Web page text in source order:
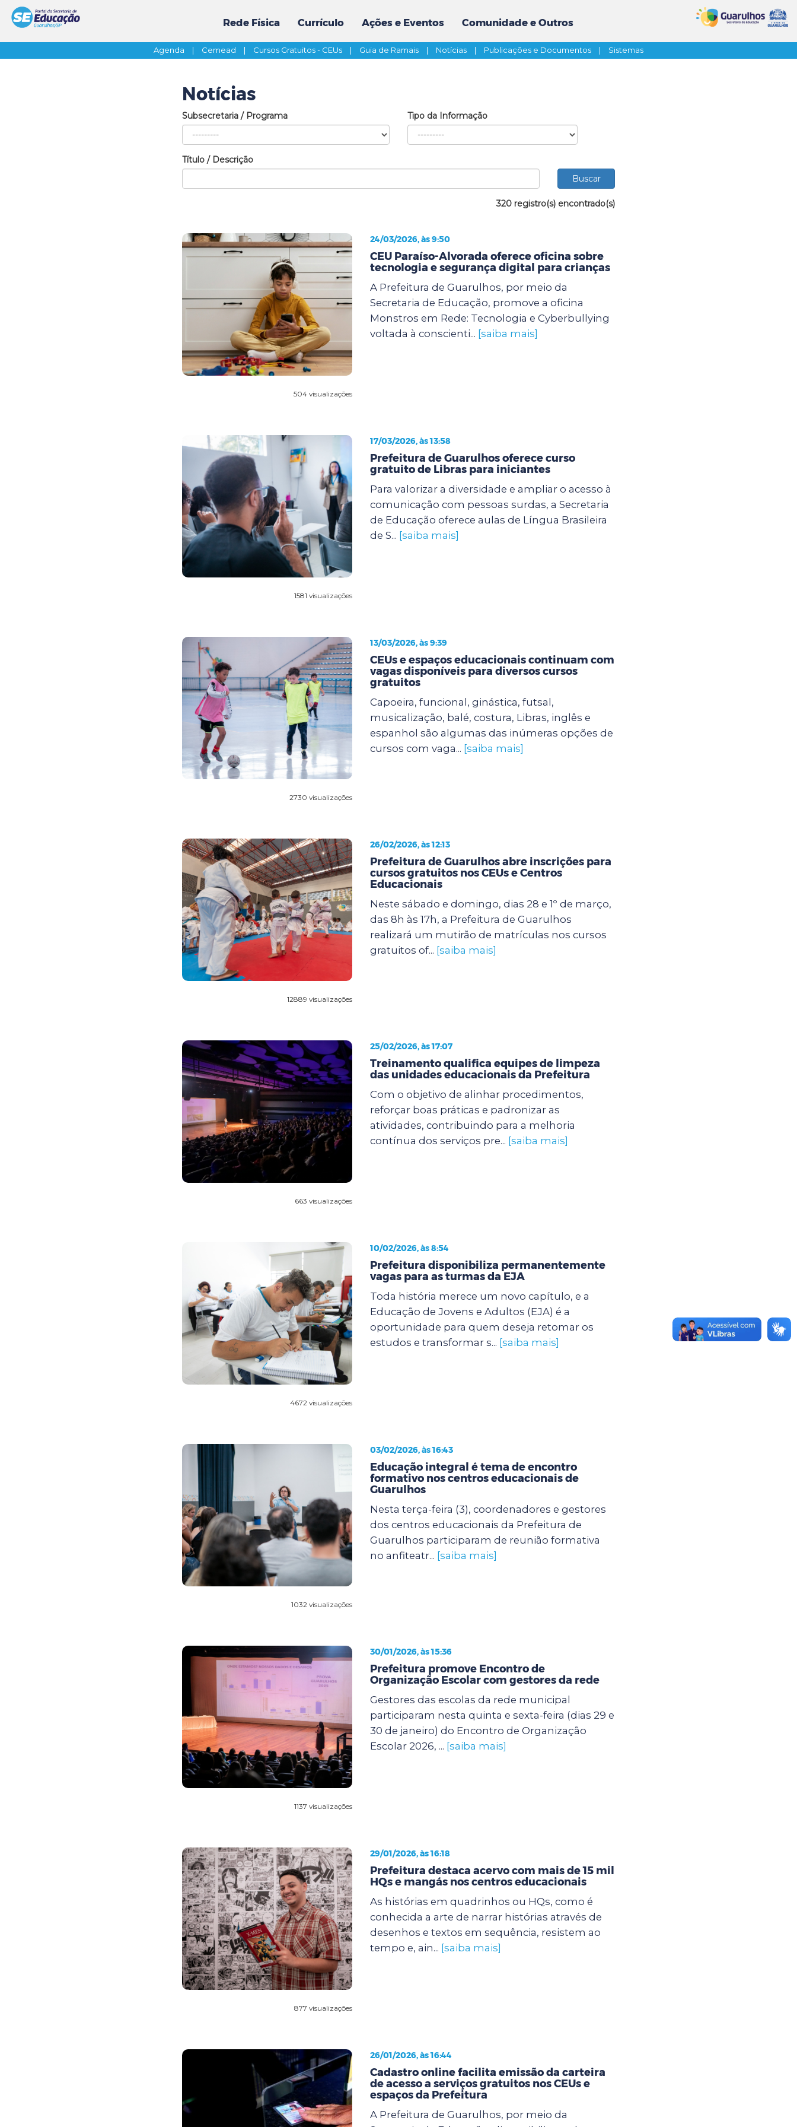
Rede Física Currículo Ações e Eventos Comunidade e Outros
Agenda | Cemead | Cursos Gratuitos - CEUs | Guia de Ramais | Notícias | Publicações e Documentos | Sistemas
Notícias
Subsecretaria / Programa Tipo da Informação
Título / Descrição
320 registro(s) encontrado(s)
504 visualizações
24/03/2026, às 9:50
CEU Paraíso-Alvorada oferece oficina sobre
tecnologia e segurança digital para crianças
A Prefeitura de Guarulhos, por meio da
Secretaria de Educação, promove a oficina
Monstros em Rede: Tecnologia e Cyberbullying
voltada à conscienti... [saiba mais]
1581 visualizações
17/03/2026, às 13:58
Prefeitura de Guarulhos oferece curso
gratuito de Libras para iniciantes
Para valorizar a diversidade e ampliar o acesso à
comunicação com pessoas surdas, a Secretaria
de Educação oferece aulas de Língua Brasileira
de S... [saiba mais]
2730 visualizações
13/03/2026, às 9:39
CEUs e espaços educacionais continuam com
vagas disponíveis para diversos cursos
gratuitos
Capoeira, funcional, ginástica, futsal,
musicalização, balé, costura, Libras, inglês e
espanhol são algumas das inúmeras opções de
cursos com vaga... [saiba mais]
12889 visualizações
26/02/2026, às 12:13
Prefeitura de Guarulhos abre inscrições para
cursos gratuitos nos CEUs e Centros
Educacionais
Neste sábado e domingo, dias 28 e 1º de março,
das 8h às 17h, a Prefeitura de Guarulhos
realizará um mutirão de matrículas nos cursos
gratuitos of... [saiba mais]
663 visualizações
25/02/2026, às 17:07
Treinamento qualifica equipes de limpeza
das unidades educacionais da Prefeitura
Com o objetivo de alinhar procedimentos,
reforçar boas práticas e padronizar as
atividades, contribuindo para a melhoria
contínua dos serviços pre... [saiba mais]
4672 visualizações
10/02/2026, às 8:54
Prefeitura disponibiliza permanentemente
vagas para as turmas da EJA
Toda história merece um novo capítulo, e a
Educação de Jovens e Adultos (EJA) é a
oportunidade para quem deseja retomar os
estudos e transformar s... [saiba mais]
1032 visualizações
03/02/2026, às 16:43
Educação integral é tema de encontro
formativo nos centros educacionais de
Guarulhos
Nesta terça-feira (3), coordenadores e gestores
dos centros educacionais da Prefeitura de
Guarulhos participaram de reunião formativa
no anfiteatr... [saiba mais]
1137 visualizações
30/01/2026, às 15:36
Prefeitura promove Encontro de
Organização Escolar com gestores da rede
Gestores das escolas da rede municipal
participaram nesta quinta e sexta-feira (dias 29 e
30 de janeiro) do Encontro de Organização
Escolar 2026, ... [saiba mais]
877 visualizações
29/01/2026, às 16:18
Prefeitura destaca acervo com mais de 15 mil
HQs e mangás nos centros educacionais
As histórias em quadrinhos ou HQs, como é
conhecida a arte de narrar histórias através de
desenhos e textos em sequência, resistem ao
tempo e, ain... [saiba mais]
26/01/2026, às 16:44
Cadastro online facilita emissão da carteira
de acesso a serviços gratuitos nos CEUs e
espaços da Prefeitura
A Prefeitura de Guarulhos, por meio da